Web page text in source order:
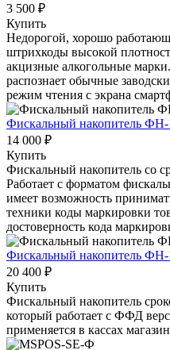
3 500 ₽
Купить
Недорогой, хорошо
штрихкоды высокой
акцизные алкогольные
распознает обычные
режим чтения с экрана
Фискальный накопитель ФН-
14 000 ₽
Купить
Фискальный накопитель cо
Работает с форматом
имеет возможность
техники коды маркировки
достоверность кода
Фискальный накопитель ФН-
20 400 ₽
Купить
Фискальный накопитель
который работает с ФФД
применяется в кассах